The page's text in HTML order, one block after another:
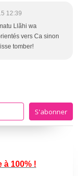
12:39
Llãhi wa
vers Ca sinon
tomber!
à 100% !